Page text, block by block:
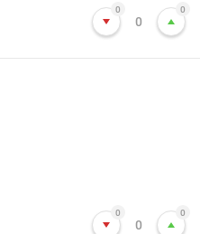
0
0
0
0
0
0